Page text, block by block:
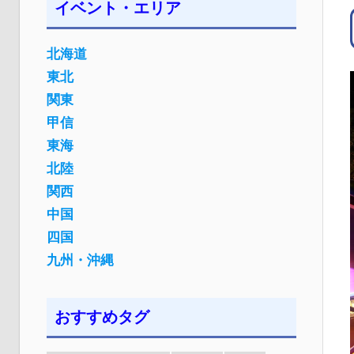
イベント・エリア
北海道
東北
関東
甲信
東海
北陸
関西
中国
四国
九州・沖縄
おすすめタグ